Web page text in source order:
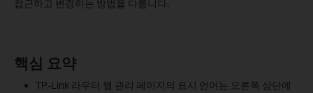
접근하고 변경하는 방법을 다룹니다.
핵심 요약
TP-Link 라우터 웹 관리 페이지의 표시 언어는 오른쪽 상단에